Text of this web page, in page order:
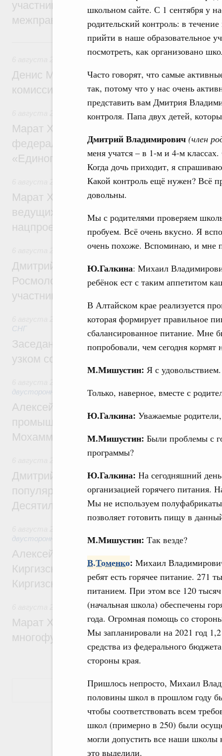
школьном сайте. С 1 сентября у
родительский контроль: в
прийти в наше образовательное
посмотреть, как организовано
Часто говорят, что самые
так, потому что у нас очень
представить вам Дмитрия
контроля. Папа двух детей,
Дмитрий Владимирович (член
меня учатся – в 1-м и 4-м
Когда дочь приходит, я
Какой контроль ещё нужен? Всё
довольны.
Мы с родителями проверяем
пробуем. Всё очень вкусно. Я
очень похоже. Вспоминаю, и мне
Ю.Галкина: Михаил
ребёнок ест с таким аппетитом
В Алтайском крае реализуется
которая формирует правильное
сбалансированное питание. Мне
попробовали, чем сегодня кормят
М.Мишустин: Я с удовольствием.
Только, наверное, вместе с
Ю.Галкина: Уважаемые
М.Мишустин: Были проблемы с
программы?
Ю.Галкина: На сегодняшний
организацией горячего питания.
Мы не используем
позволяет готовить пищу в
М.Мишустин: Так везде?
В.Томенко: Михаил
ребят есть горячее питание. 271
питанием. При этом все 120
(начальная школа) обеспечены
года. Огромная помощь со
Мы запланировали на 2021 год
средства из федерального
стороны края.
Пришлось непросто, Михаил
половины школ в прошлом году
чтобы соответствовать всем
школ (примерно в 250) были
могли допустить все наши
это выделили.
участников заседания Евразийского
межправительственного совета
Вчера
Общие вопросы промышленной политики
Денис Мантуров провёл заседание
комиссии по промышленности
Регулирование в сфере строительства
Марат Хуснуллин: Более 130
федерального значения построено под
«Единого заказчика»
Национальный проект «Инфраструктура
Марат Хуснуллин: Порядка 200
ведущих к спортивным объектам,
нацпроекту «Инфраструктура для
Молодёжная политика
Дмитрий Чернышенко, Сергей Кравцов и
Росмолодёжи Григорий Гуров
участников проекта «Кольцо открытий»
Евразийский экономический союз.
СНГ
Заседание Евразийского
узком составе
двусторонней основе
Алексей Оверчук провёл рабочую
промышленности, недропользования и
Мохаммадом Атабаком
Внутренний и въездной туризм
Дмитрий Чернышенко: Порядка 110
популярного туризма в 35 регионах
Десятилетия науки и технологий
двусторонней основе
Алексей Оверчук принял участие в
Киргизского экономического форума и
Киргизской межрегиональной
Дорожное хозяйство
Марат Хуснуллин: На двух скоростных
многофункциональные зоны дорожного
Показать еще